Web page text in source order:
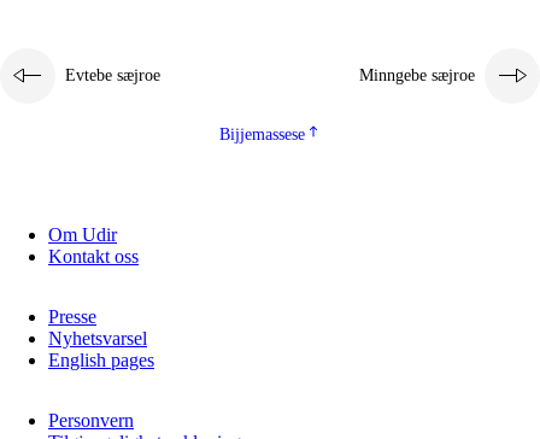
Evtebe sæjroe Minngebe sæjroe
Bijjemassese
Om Udir
Kontakt oss
Presse
Nyhetsvarsel
English pages
Personvern